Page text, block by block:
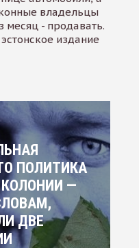
владельцы
месяц - продавать.
издание
ПОЛИТИКА
—
ДВЕ